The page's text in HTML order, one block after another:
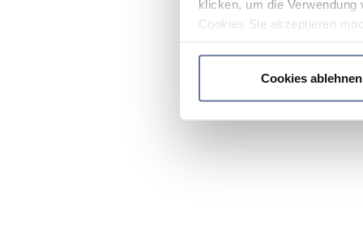
klicken, um die
Cookies Sie akzeptieren
Cookies ablehnen